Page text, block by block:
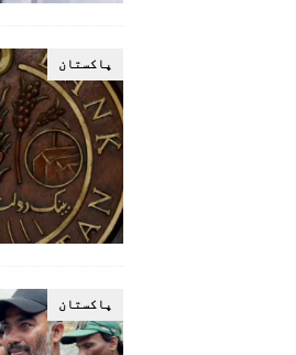
پاکستان
پاکستان